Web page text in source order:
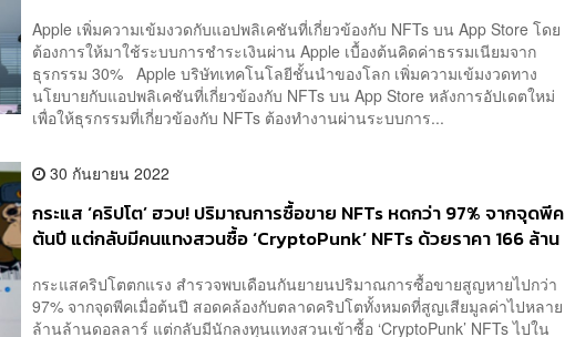
Apple เพิ่มความเข้มงวดกับแอปพลิเคชันที่เกี่ยวข้องกับ NFTs บน App Store โดย
ต้องการให้มาใช้ระบบการชำระเงินผ่าน Apple เบื้องต้นคิดค่าธรรมเนียมจาก
ธุรกรรม 30% Apple บริษัทเทคโนโลยีชั้นนำของโลก เพิ่มความเข้มงวดทาง
นโยบายกับแอปพลิเคชันที่เกี่ยวข้องกับ NFTs บน App Store หลังการอัปเดตใหม่
เพื่อให้ธุรกรรมที่เกี่ยวข้องกับ NFTs ต้องทำงานผ่านระบบการ...
30 กันยายน 2022
กระแส ‘คริปโต’ ฮวบ! ปริมาณการซื้อขาย NFTs หดกว่า 97% จากจุดพีค
ต้นปี แต่กลับมีคนแทงสวนซื้อ ‘CryptoPunk’ NFTs ด้วยราคา 166 ล้าน
กระแสคริปโตตกแรง สำรวจพบเดือนกันยายนปริมาณการซื้อขายสูญหายไปกว่า
97% จากจุดพีคเมื่อต้นปี สอดคล้องกับตลาดคริปโตทั้งหมดที่สูญเสียมูลค่าไปหลาย
ล้านล้านดอลลาร์ แต่กลับมีนักลงทุนแทงสวนเข้าซื้อ ‘CryptoPunk’ NFTs ไปใน